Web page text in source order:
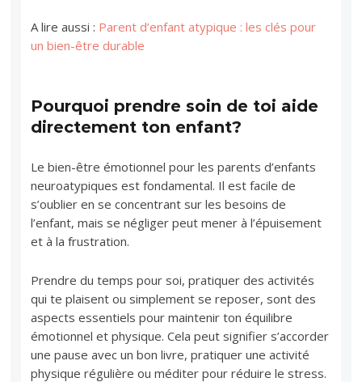
A lire aussi : Parent d’enfant atypique : les clés pour
un bien-être durable
Pourquoi prendre soin de toi aide
directement ton enfant?
Le bien-être émotionnel pour les parents d’enfants
neuroatypiques est fondamental. Il est facile de
s’oublier en se concentrant sur les besoins de
l’enfant, mais se négliger peut mener à l’épuisement
et à la frustration.
Prendre du temps pour soi, pratiquer des activités
qui te plaisent ou simplement se reposer, sont des
aspects essentiels pour maintenir ton équilibre
émotionnel et physique. Cela peut signifier s’accorder
une pause avec un bon livre, pratiquer une activité
physique régulière ou méditer pour réduire le stress.